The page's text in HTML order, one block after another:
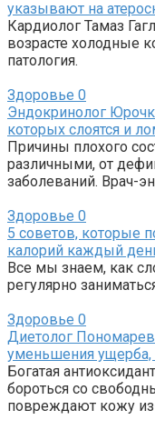
указывают на
Кардиолог Тамаз
возрасте холодные
патология.
Здоровье 0
Эндокринолог
которых слоятся и
Причины плохого
различными, от
заболеваний. Врач-
Здоровье 0
5 советов, которые
калорий каждый
Все мы знаем, как
регулярно
Здоровье 0
Диетолог
уменьшения ущерба,
Богатая
бороться со
повреждают кожу